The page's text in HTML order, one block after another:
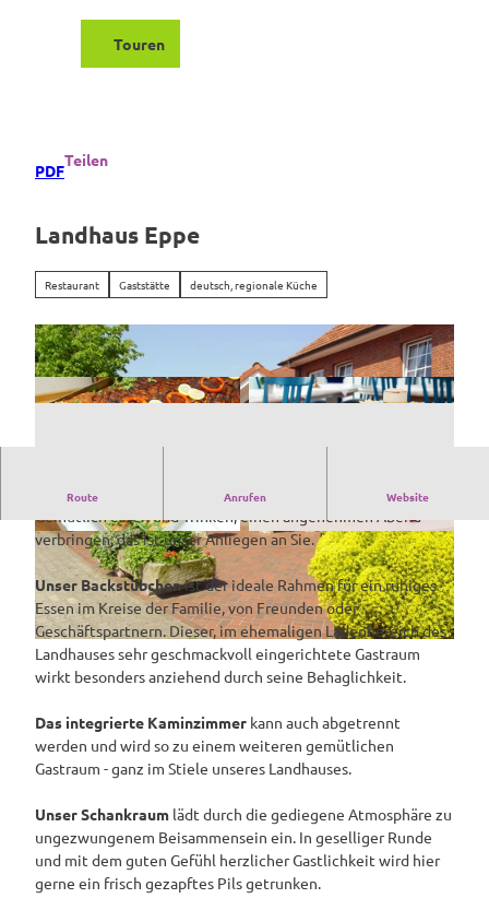
Touren
PDF
Teilen
Landhaus Eppe
Restaurant Gaststätte deutsch, regionale Küche
e
p
e
-
a
s
s
e
n
e
p
e
9
3
6
_
3
0
0
p
x
e
p
e
9
3
7
_
3
0
0
p
x
Route Anrufen Website
Landhaus Eppe - berühmt für sein Spanferkel
Gemütlich essen und Trinken, einen angenehmen Abend
verbringen, das ist unser Anliegen an Sie.
Unser Backstübchenist der ideale Rahmen für ein ruhiges
Essen im Kreise der Familie, von Freunden oder
Geschäftspartnern. Dieser, im ehemaligen Ladenbereich des
Landhauses sehr geschmackvoll eingerichtete Gastraum
wirkt besonders anziehend durch seine Behaglichkeit.
Das integrierte Kaminzimmer kann auch abgetrennt
werden und wird so zu einem weiteren gemütlichen
Gastraum - ganz im Stiele unseres Landhauses.
Unser Schankraum lädt durch die gediegene Atmosphäre zu
ungezwungenem Beisammensein ein. In geselliger Runde
und mit dem guten Gefühl herzlicher Gastlichkeit wird hier
gerne ein frisch gezapftes Pils getrunken.